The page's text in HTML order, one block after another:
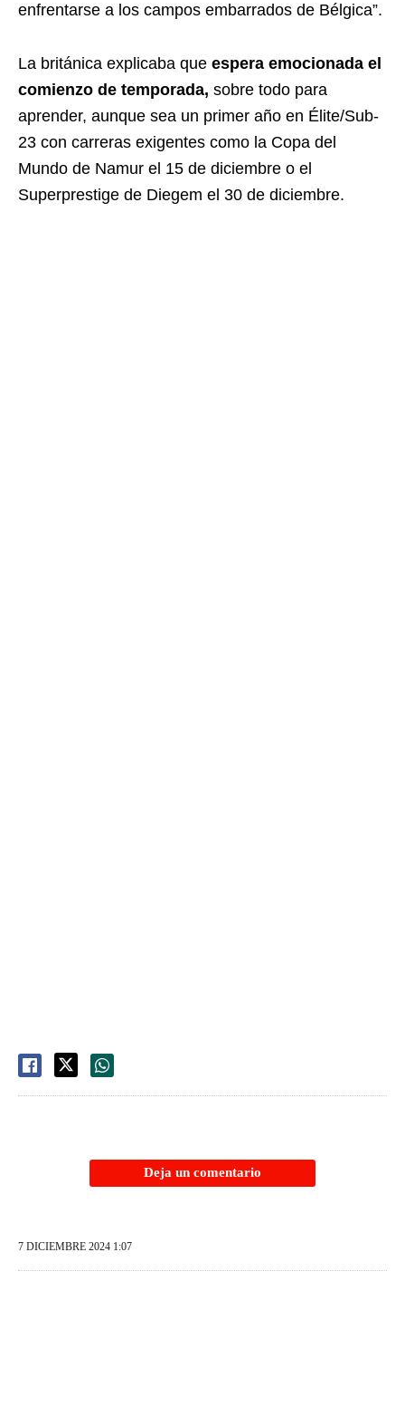
enfrentarse a los campos embarrados de Bélgica”.
La británica explicaba que espera emocionada el
comienzo de temporada, sobre todo para
aprender, aunque sea un primer año en Élite/Sub-
23 con carreras exigentes como la Copa del
Mundo de Namur el 15 de diciembre o el
Superprestige de Diegem el 30 de diciembre.
Deja un comentario
7 DICIEMBRE 2024 1:07